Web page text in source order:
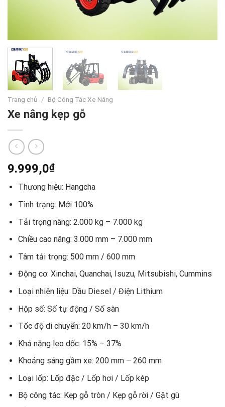
Trang chủ / Bộ Công Tác Xe Nâng
Xe nâng kẹp gỗ
9.999,0₫
Thương hiệu: Hangcha
Tình trạng: Mới 100%
Tải trọng nâng: 2.000 kg – 7.000 kg
Chiều cao nâng: 3.000 mm – 7.000 mm
Tâm tải trọng: 500 mm / 600 mm
Động cơ: Xinchai, Quanchai, Isuzu, Mitsubishi, Cummins
Loại nhiên liệu: Dầu Diesel / Điện Lithium
Hộp số: Số tự động / Số sàn
Tốc độ di chuyển: 20 km/h – 30 km/h
Khả năng leo dốc: 15% – 37%
Khoảng sáng gầm xe: 200 mm – 260 mm
Loại lốp: Lốp đặc / Lốp hơi / Lốp kép
Bộ công tác: Kẹp gỗ tròn / Kẹp gỗ rời / Gật gù